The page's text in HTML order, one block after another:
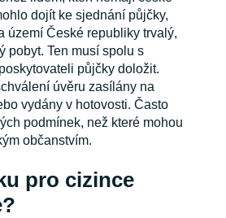
dojít ke sjednání půjčky,
území České republiky trvalý,
pobyt. Ten musí spolu s
půjčky doložit.
úvěru zasílány na
vydány v hotovosti. Často
podmínek, než které mohou
občanstvím.
pro cizince